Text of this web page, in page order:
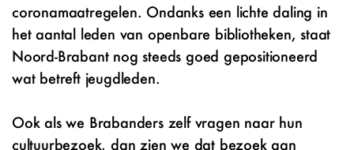
coronamaatregelen. Ondanks een lichte daling in
het aantal leden van openbare bibliotheken, staat
Noord-Brabant nog steeds goed gepositioneerd
wat betreft jeugdleden.
Ook als we Brabanders zelf vragen naar hun
cultuurbezoek, dan zien we dat bezoek aan